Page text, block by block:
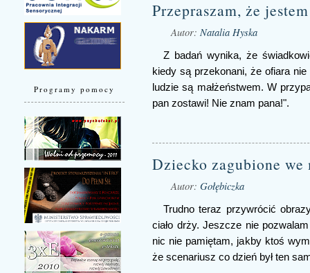
Programy pomocy
Przepraszam, że
Autor: Natalia Hyska
Z badań wynika, że
kiedy są przekonani, że ofiara
ludzie są małżeństwem. W
pan zostawi! Nie znam pana!".
Dziecko zagubione we
Autor: Gołębiczka
Trudno teraz przywrócić
ciało drży. Jeszcze nie
nic nie pamiętam, jakby ktoś
że scenariusz co dzień był ten